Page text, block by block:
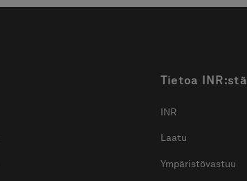
Tietoa INR:stä
INR
Laatu
Ympäristövastuu